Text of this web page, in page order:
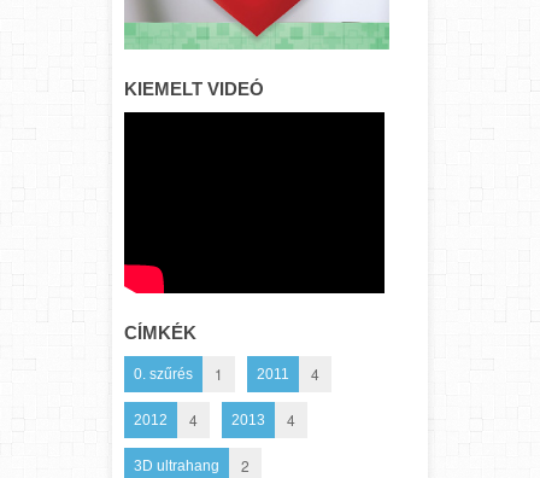
KIEMELT VIDEÓ
CÍMKÉK
0. szűrés 1 2011 4
2012 4 2013 4
3D ultrahang 2